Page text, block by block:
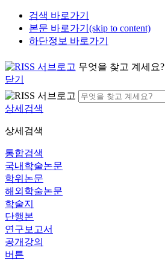
검색 바로가기
본문 바로가기(skip to content)
하단정보 바로가기
무엇을 찾고 계세요?
닫기
상세검색
상세검색
통합검색
국내학술논문
학위논문
해외학술논문
학술지
단행본
연구보고서
공개강의
버튼